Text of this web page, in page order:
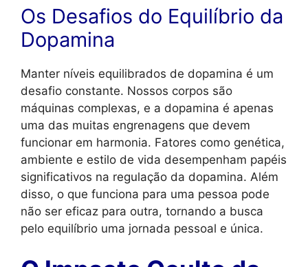
Os Desafios do Equilíbrio da
Dopamina
Manter níveis equilibrados de dopamina é um
desafio constante. Nossos corpos são
máquinas complexas, e a dopamina é apenas
uma das muitas engrenagens que devem
funcionar em harmonia. Fatores como genética,
ambiente e estilo de vida desempenham papéis
significativos na regulação da dopamina. Além
disso, o que funciona para uma pessoa pode
não ser eficaz para outra, tornando a busca
pelo equilíbrio uma jornada pessoal e única.